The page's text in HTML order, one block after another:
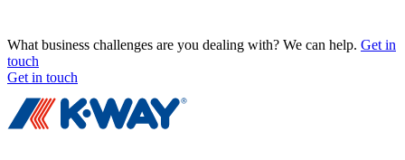
What business challenges are you dealing with? We can help. Get in
touch
Get in touch